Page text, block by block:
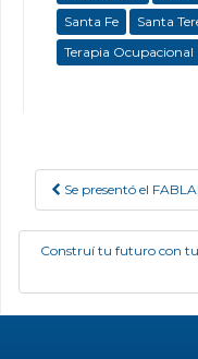
Santa Fe
Santa
Terapia Ocupacional
Post navigation
Se presentó el
Construí tu futuro con tu